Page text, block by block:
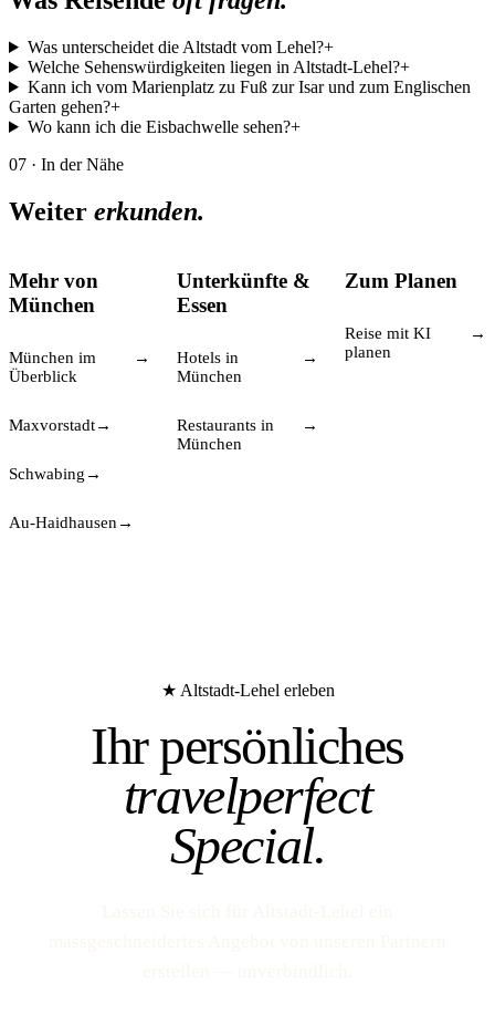
Was unterscheidet die Altstadt vom Lehel?+
Welche Sehenswürdigkeiten liegen in Altstadt-Lehel?+
Kann ich vom Marienplatz zu Fuß zur Isar und zum Englischen
Garten gehen?+
Wo kann ich die Eisbachwelle sehen?+
07 · In der Nähe
Weiter erkunden.
Mehr von
München
München im
Überblick
→
Maxvorstadt→
Schwabing →
Au-Haidhausen→
Unterkünfte &
Essen
Hotels in
München
→
Restaurants in
München
→
Zum Planen
Reise mit KI
planen
→
★ Altstadt-Lehel erleben
Ihr persönliches
travelperfect
Special.